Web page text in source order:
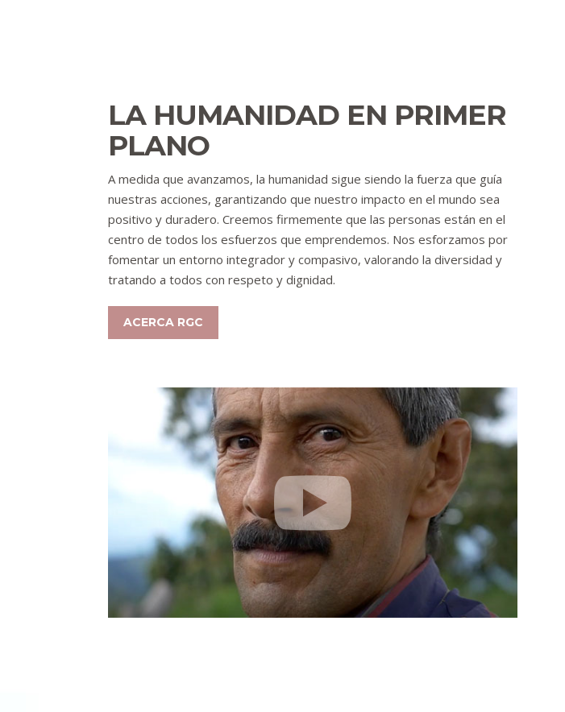
LA HUMANIDAD EN PRIMER
PLANO
A medida que avanzamos, la humanidad sigue siendo la fuerza que guía
nuestras acciones, garantizando que nuestro impacto en el mundo sea
positivo y duradero. Creemos firmemente que las personas están en el
centro de todos los esfuerzos que emprendemos. Nos esforzamos por
fomentar un entorno integrador y compasivo, valorando la diversidad y
tratando a todos con respeto y dignidad.
ACERCA RGC